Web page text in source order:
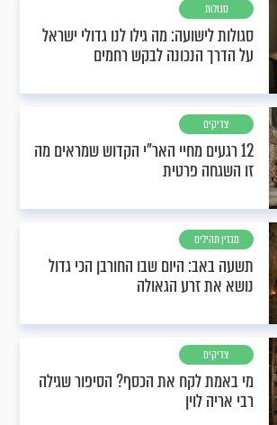
סגולות
סגולות לישועה: מה גילו לנו גדולי ישראל
על הדרך הנכונה לבקש רחמים
צדיקים
12 רגעים מחיי האר"י הקדוש שמראים מה
זו השגחה פרטית
מגזין תהילים
תשעה באב: היום שבו החורבן הכי גדול
נושא את זרע הגאולה
צדיקים
מי באמת לקח את הכסף? הסיפור שגילה
רבי אריה לוין